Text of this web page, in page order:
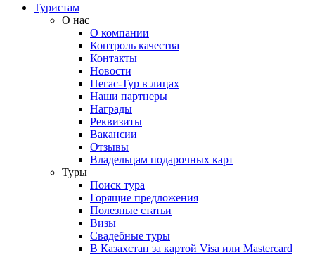
Туристам
О нас
О компании
Контроль качества
Контакты
Новости
Пегас-Тур в лицах
Наши партнеры
Награды
Реквизиты
Вакансии
Отзывы
Владельцам подарочных карт
Туры
Поиск тура
Горящие предложения
Полезные статьи
Визы
Свадебные туры
В Казахстан за картой Visa или Masterсard